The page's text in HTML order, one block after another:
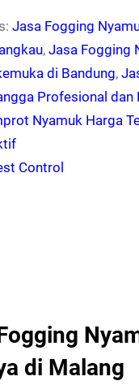
Jasa Fogging
, Jasa Fogging
di Bandung,
Profesional dan
Nyamuk Harga
Control
di Malang